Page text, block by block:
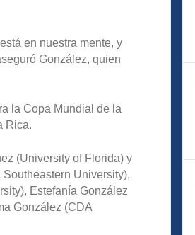
en nuestra mente, y
González, quien
la Copa Mundial de la
Rica.
(University of Florida) y
University),
Estefanía González
González (CDA